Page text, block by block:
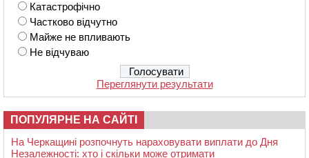
Катастрофічно
Частково відчутно
Майже не впливають
Не відчуваю
Переглянути результати
ПОПУЛЯРНЕ НА САЙТІ
На Черкащині розпочнуть нараховувати виплати до Дня
Незалежності: хто і скільки може отримати